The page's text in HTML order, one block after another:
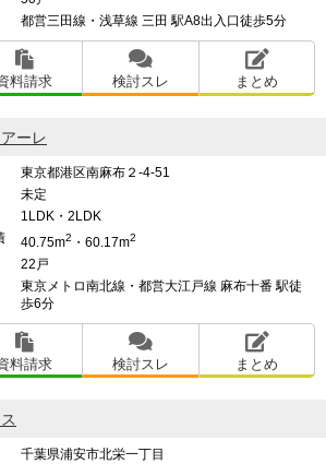
都営三田線・浅草線 三田 駅A8出入口徒歩5分
料請求 検討スレ まとめ
ーレ
東京都港区南麻布２-4-51
未定
1LDK・2LDK
40.75m2 ・60.17m2
22戸
東京メトロ南北線・都営大江戸線 麻布十番 駅徒
歩6分
料請求 検討スレ まとめ
千葉県浦安市北栄一丁目